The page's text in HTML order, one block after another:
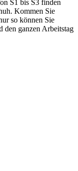
S1 bis S3 finden
Kommen Sie
so können Sie
den ganzen Arbeitstag